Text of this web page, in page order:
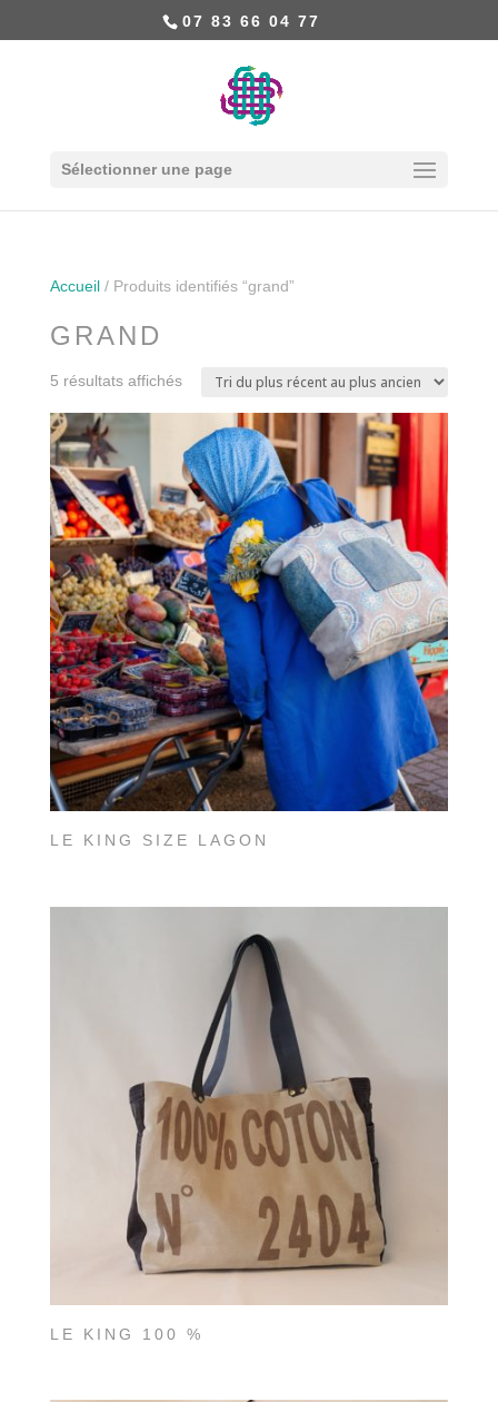
07 83 66 04 77
Sélectionner une page
Accueil/ Produits identifiés “grand”
GRAND
5 résultats affichés
LE KING SIZE LAGON
LE KING 100 %